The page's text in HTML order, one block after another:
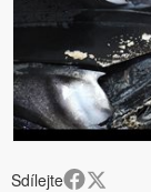
Sdílejte